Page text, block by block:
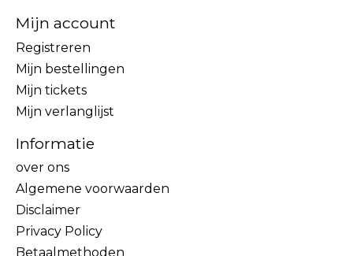
Mijn account
Registreren
Mijn bestellingen
Mijn tickets
Mijn verlanglijst
Informatie
over ons
Algemene voorwaarden
Disclaimer
Privacy Policy
Betaalmethoden